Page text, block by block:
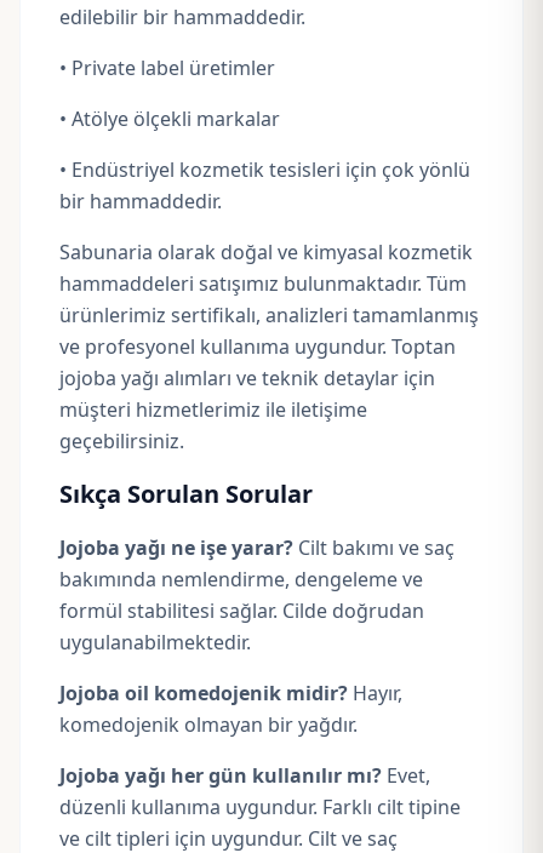
edilebilir bir hammaddedir.
• Private label üretimler
• Atölye ölçekli markalar
• Endüstriyel kozmetik tesisleri için çok yönlü
bir hammaddedir.
Sabunaria olarak doğal ve kimyasal kozmetik
hammaddeleri satışımız bulunmaktadır. Tüm
ürünlerimiz sertifikalı, analizleri tamamlanmış
ve profesyonel kullanıma uygundur. Toptan
jojoba yağı alımları ve teknik detaylar için
müşteri hizmetlerimiz ile iletişime
geçebilirsiniz.
Sıkça Sorulan Sorular
Jojoba yağı ne işe yarar? Cilt bakımı ve saç
bakımında nemlendirme, dengeleme ve
formül stabilitesi sağlar. Cilde doğrudan
uygulanabilmektedir.
Jojoba oil komedojenik midir? Hayır,
komedojenik olmayan bir yağdır.
Jojoba yağı her gün kullanılır mı? Evet,
düzenli kullanıma uygundur. Farklı cilt tipine
ve cilt tipleri için uygundur. Cilt ve saç